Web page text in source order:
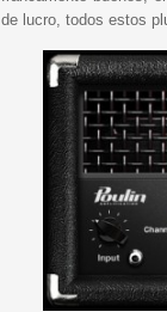
de lucro, todos estos